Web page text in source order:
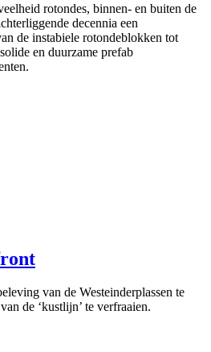
rotondes, binnen- en buiten de
decennia een
de instabiele rotondeblokken tot
en duurzame prefab
van de Westeinderplassen te
de ‘kustlijn’ te verfraaien.